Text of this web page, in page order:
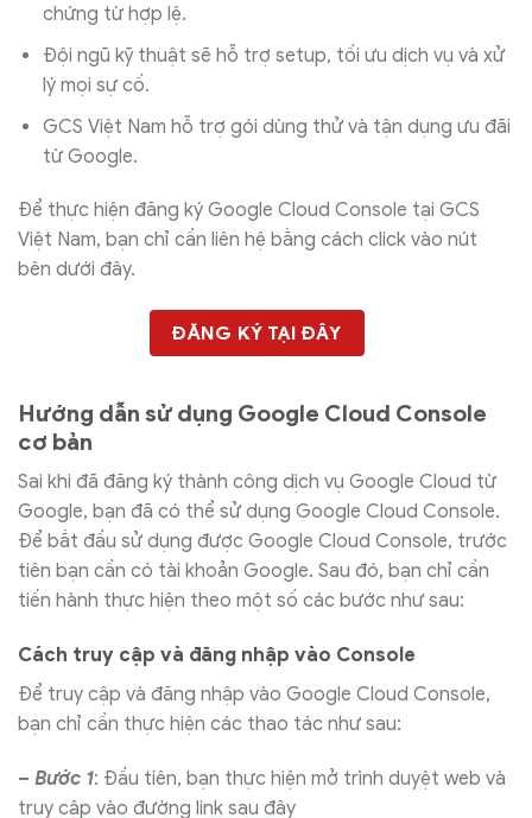
chứng từ hợp lệ.
Đội ngũ kỹ thuật sẽ hỗ trợ setup, tối ưu dịch vụ và xử
lý mọi sự cố.
GCS Việt Nam hỗ trợ gói dùng thử và tận dụng ưu đãi
từ Google.
Để thực hiện đăng ký Google Cloud Console tại GCS
Việt Nam, bạn chỉ cần liên hệ bằng cách click vào nút
bên dưới đây.
ĐĂNG KÝ TẠI ĐÂY
Hướng dẫn sử dụng Google Cloud Console
cơ bản
Sai khi đã đăng ký thành công dịch vụ Google Cloud từ
Google, bạn đã có thể sử dụng Google Cloud Console.
Để bắt đầu sử dụng được Google Cloud Console, trước
tiên bạn cần có tài khoản Google. Sau đó, bạn chỉ cần
tiến hành thực hiện theo một số các bước như sau:
Cách truy cập và đăng nhập vào Console
Để truy cập và đăng nhập vào Google Cloud Console,
bạn chỉ cần thực hiện các thao tác như sau:
– Bước 1: Đầu tiên, bạn thực hiện mở trình duyệt web và
truy cập vào đường link sau đây